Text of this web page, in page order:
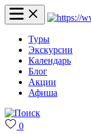
Туры
Экскурсии
Календарь
Блог
Акции
Афиша
0